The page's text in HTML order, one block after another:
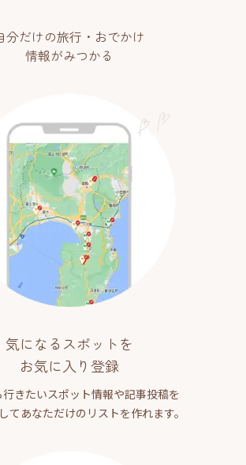
分だけの旅行・おでかけ
情報がみつかる
気になるスポットを
お気に入り登録
行きたいスポット情報や記事投稿を
てあなただけのリストを作れます。